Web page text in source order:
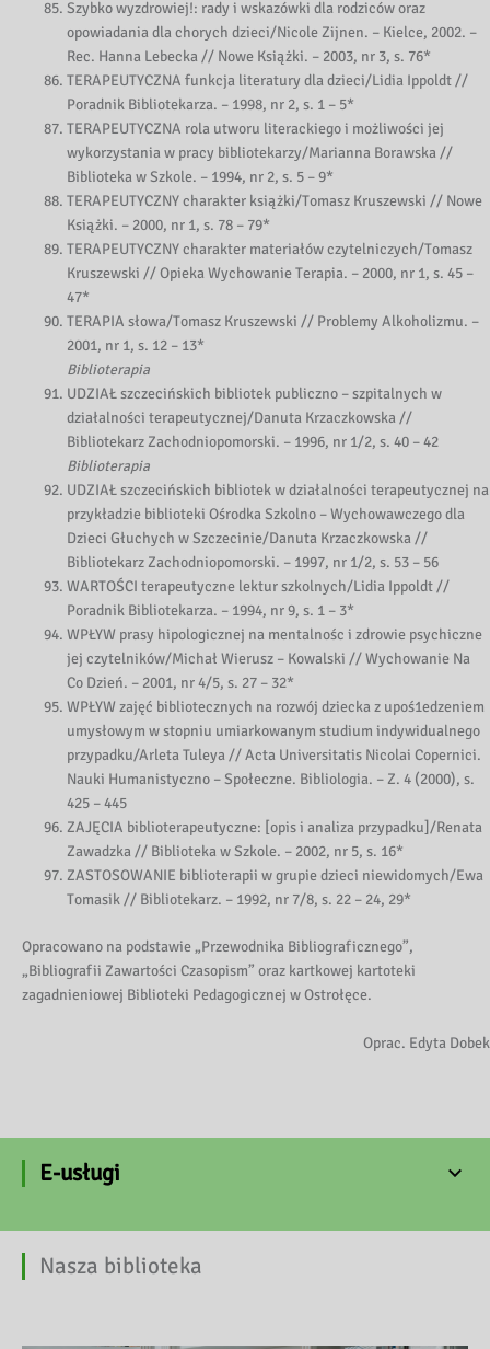
Szybko wyzdrowiej!: rady i wskazówki dla rodziców oraz
opowiadania dla chorych dzieci/Nicole Zijnen. – Kielce, 2002. –
Rec. Hanna Lebecka // Nowe Książki. – 2003, nr 3, s. 76*
TERAPEUTYCZNA funkcja literatury dla dzieci/Lidia Ippoldt //
Poradnik Bibliotekarza. – 1998, nr 2, s. 1 – 5*
TERAPEUTYCZNA rola utworu literackiego i możliwości jej
wykorzystania w pracy bibliotekarzy/Marianna Borawska //
Biblioteka w Szkole. – 1994, nr 2, s. 5 – 9*
TERAPEUTYCZNY charakter książki/Tomasz Kruszewski // Nowe
Książki. – 2000, nr 1, s. 78 – 79*
TERAPEUTYCZNY charakter materiałów czytelniczych/Tomasz
Kruszewski // Opieka Wychowanie Terapia. – 2000, nr 1, s. 45 –
47*
TERAPIA słowa/Tomasz Kruszewski // Problemy Alkoholizmu. –
2001, nr 1, s. 12 – 13*
Biblioterapia
UDZIAŁ szczecińskich bibliotek publiczno – szpitalnych w
działalności terapeutycznej/Danuta Krzaczkowska //
Bibliotekarz Zachodniopomorski. – 1996, nr 1/2, s. 40 – 42
Biblioterapia
UDZIAŁ szczecińskich bibliotek w działalności terapeutycznej na
przykładzie biblioteki Ośrodka Szkolno – Wychowawczego dla
Dzieci Głuchych w Szczecinie/Danuta Krzaczkowska //
Bibliotekarz Zachodniopomorski. – 1997, nr 1/2, s. 53 – 56
WARTOŚCI terapeutyczne lektur szkolnych/Lidia Ippoldt //
Poradnik Bibliotekarza. – 1994, nr 9, s. 1 – 3*
WPŁYW prasy hipologicznej na mentalnośc i zdrowie psychiczne
jej czytelników/Michał Wierusz – Kowalski // Wychowanie Na
Co Dzień. – 2001, nr 4/5, s. 27 – 32*
WPŁYW zajęć bibliotecznych na rozwój dziecka z upoś1edzeniem
umysłowym w stopniu umiarkowanym studium indywidualnego
przypadku/Arleta Tuleya // Acta Universitatis Nicolai Copernici.
Nauki Humanistyczno – Społeczne. Bibliologia. – Z. 4 (2000), s.
425 – 445
ZAJĘCIA biblioterapeutyczne: [opis i analiza przypadku]/Renata
Zawadzka // Biblioteka w Szkole. – 2002, nr 5, s. 16*
ZASTOSOWANIE biblioterapii w grupie dzieci niewidomych/Ewa
Tomasik // Bibliotekarz. – 1992, nr 7/8, s. 22 – 24, 29*
Opracowano na podstawie „Przewodnika Bibliograficznego”,
„Bibliografii Zawartości Czasopism” oraz kartkowej kartoteki
zagadnieniowej Biblioteki Pedagogicznej w Ostrołęce.
Oprac. Edyta Dobek
E-usługi
Nasza biblioteka